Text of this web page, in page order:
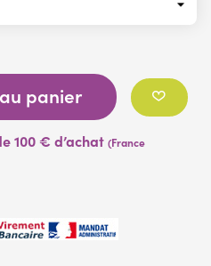
panier
100 € d’achat (France